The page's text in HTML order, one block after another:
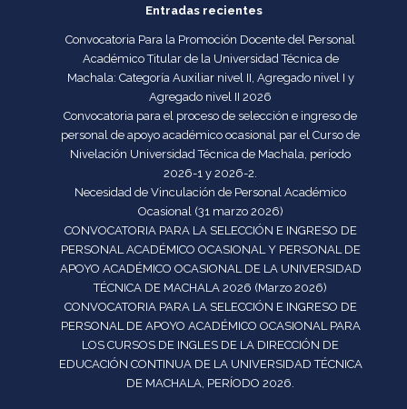
Entradas recientes
Convocatoria Para la Promoción Docente del Personal
Académico Titular de la Universidad Técnica de
Machala: Categoría Auxiliar nivel II, Agregado nivel I y
Agregado nivel II 2026
Convocatoria para el proceso de selección e ingreso de
personal de apoyo académico ocasional par el Curso de
Nivelación Universidad Técnica de Machala, período
2026-1 y 2026-2.
Necesidad de Vinculación de Personal Académico
Ocasional (31 marzo 2026)
CONVOCATORIA PARA LA SELECCIÓN E INGRESO DE
PERSONAL ACADÉMICO OCASIONAL Y PERSONAL DE
APOYO ACADÉMICO OCASIONAL DE LA UNIVERSIDAD
TÉCNICA DE MACHALA 2026 (Marzo 2026)
CONVOCATORIA PARA LA SELECCIÓN E INGRESO DE
PERSONAL DE APOYO ACADÉMICO OCASIONAL PARA
LOS CURSOS DE INGLES DE LA DIRECCIÓN DE
EDUCACIÓN CONTINUA DE LA UNIVERSIDAD TÉCNICA
DE MACHALA, PERÍODO 2026.